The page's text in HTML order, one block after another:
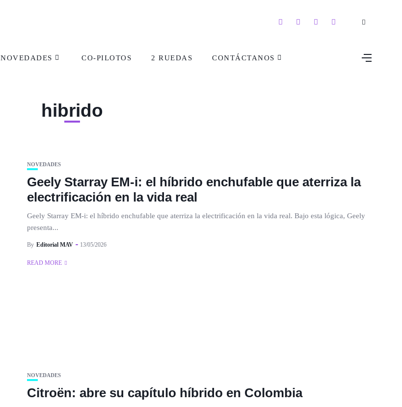
NOVEDADES CO-PILOTOS 2 RUEDAS CONTÁCTANOS
hibrido
NOVEDADES
Geely Starray EM-i: el híbrido enchufable que aterriza la
electrificación en la vida real
Geely Starray EM-i: el híbrido enchufable que aterriza la electrificación en la vida real. Bajo esta lógica, Geely
presenta...
By Editorial MAV 13/05/2026
READ MORE
NOVEDADES
Citroën: abre su capítulo híbrido en Colombia